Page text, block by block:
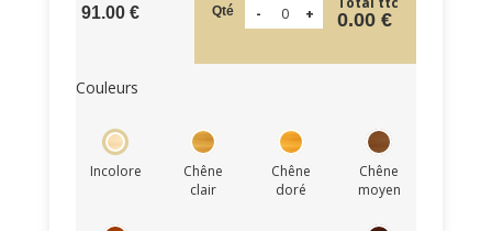
91.00 € Qté 0.00 €
Couleurs
Incolore
Chêne
clair
Chêne
doré
Chêne
moyen